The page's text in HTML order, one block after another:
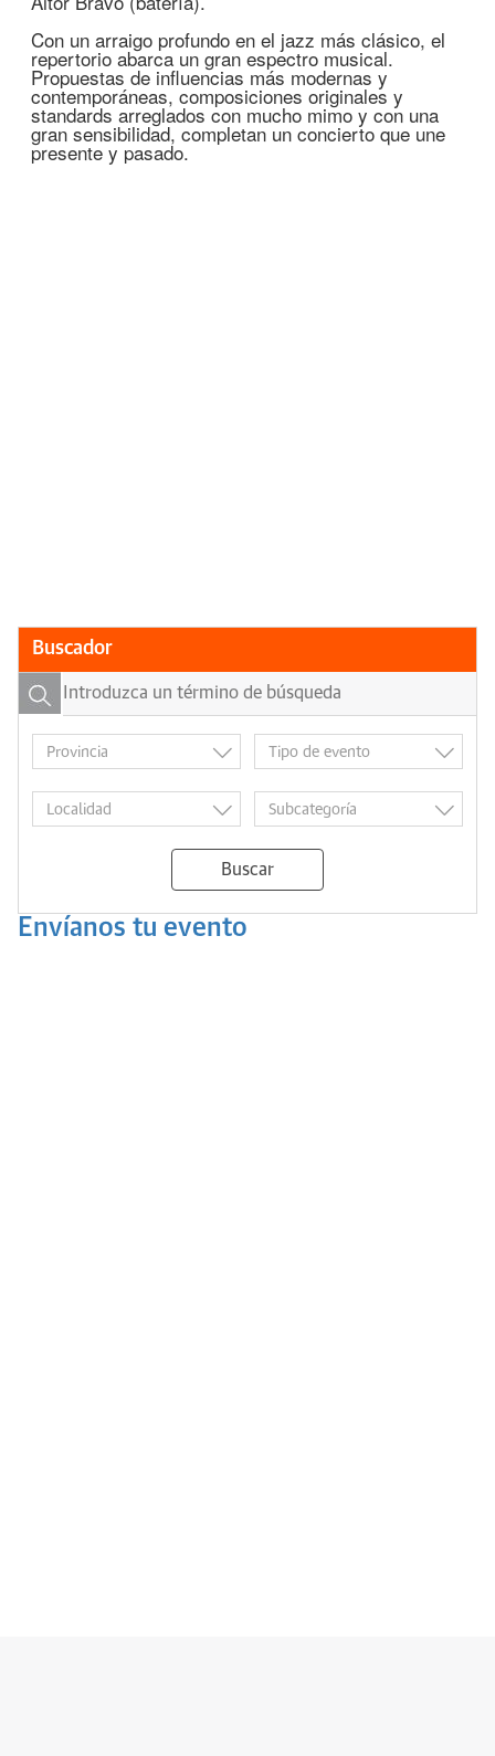
Con un arraigo profundo en el jazz más clásico, el
repertorio abarca un gran espectro musical.
Propuestas de influencias más modernas y
contemporáneas, composiciones originales y
standards arreglados con mucho mimo y con una
gran sensibilidad, completan un concierto que une
presente y pasado.
Buscador
Buscar
Envíanos tu evento